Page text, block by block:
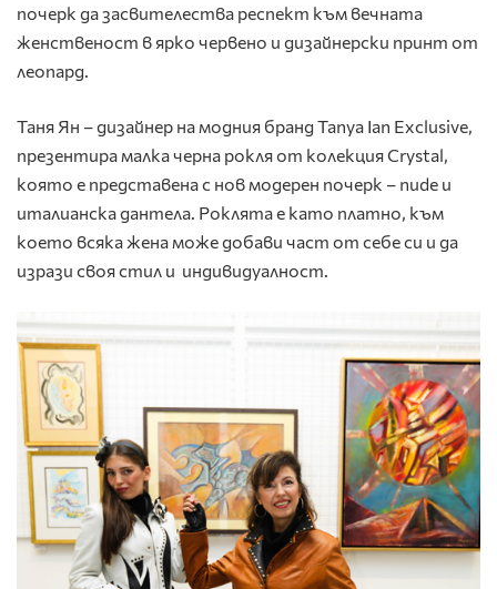
почерк да засвителества респект към вечната
женственост в ярко червено и дизайнерски принт от
леопард.
Таня Ян – дизайнер на модния бранд Tanya Ian Exclusive,
презентира малка черна рокля от колекция Crystal,
която е представена с нов модерен почерк – nude и
италианска дантела. Роклята е като платно, към
което всяка жена може добави част от себе си и да
изрази своя стил и индивидуалност.